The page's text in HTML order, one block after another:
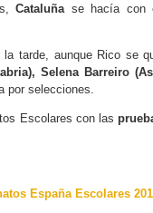
Cataluñase hacía con
la tarde, aunque Rico se
Selena Barreiro
por selecciones.
Escolares con las
España Escolares